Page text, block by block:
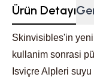
Ürün Detayı
Skinvisibles'in
kullanim sonrasi
Isviçre Alpleri